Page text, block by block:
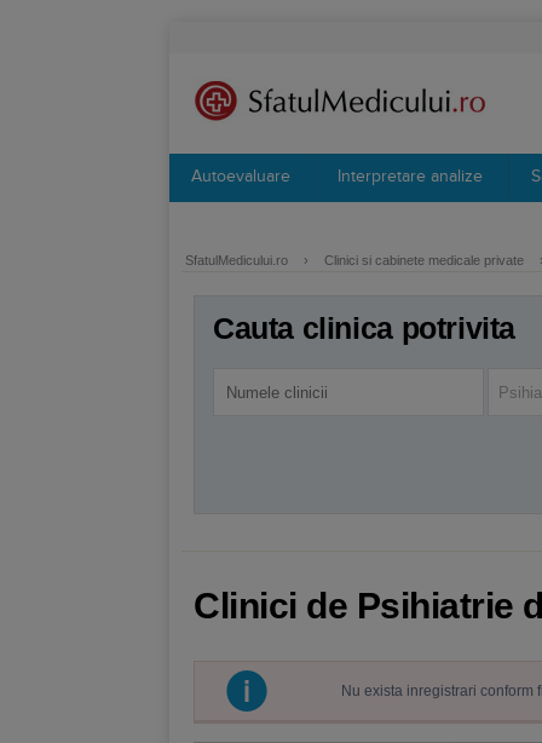
Autoevaluare Interpretare analize
SfatulMedicului.ro › Clinici si cabinete medicale private
Cauta clinica potrivita
Clinici de Psihiatrie
Nu exista inregistrari